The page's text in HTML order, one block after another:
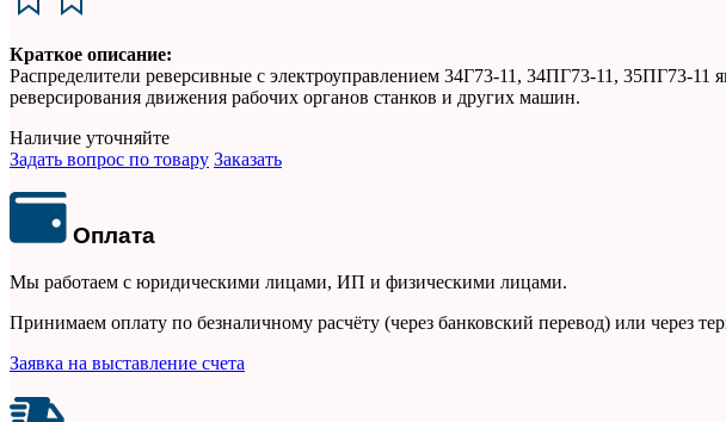
Краткое описание:
Распределители реверсивные с электроуправлением 34Г73-11, 34ПГ73-11, 35ПГ73-
реверсирования движения рабочих органов станков и других машин.
Наличие уточняйте
Задать вопрос по товару Заказать
Оплата
Мы работаем с юридическими лицами, ИП и физическими лицами.
Принимаем оплату по безналичному расчёту (через банковский перевод) или через
Заявка на выставление счета